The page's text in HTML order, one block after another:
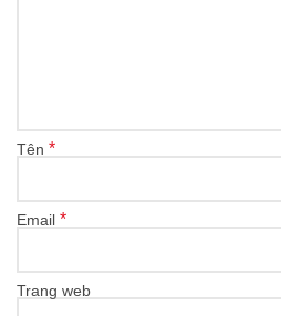
Tên *
Email *
Trang web